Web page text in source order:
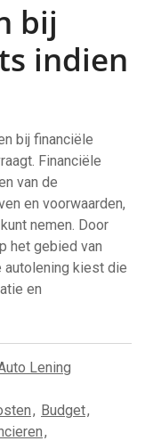
bij
indien
bij financiële
Financiële
van de
en voorwaarden,
nemen. Door
het gebied van
autolening kiest die
en
Lening
, Budget,
,